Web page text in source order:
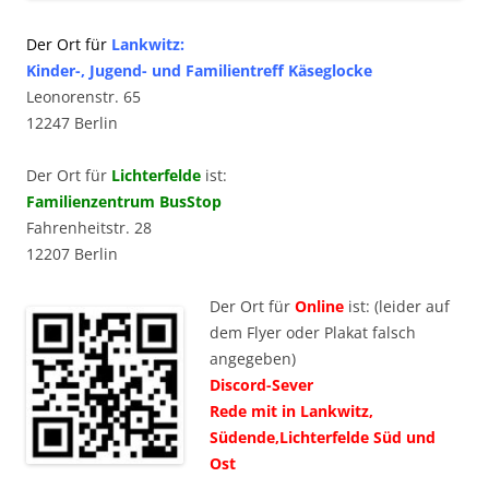
Der Ort für Lankwitz:
Kinder-, Jugend- und Familientreff Käseglocke
Leonorenstr. 65
12247 Berlin
Der Ort für Lichterfelde ist:
Familienzentrum BusStop
Fahrenheitstr. 28
12207 Berlin
Der Ort für Online ist: (leider auf
dem Flyer oder Plakat falsch
angegeben)
Discord-Sever
Rede mit in Lankwitz,
Südende,Lichterfelde Süd und
Ost